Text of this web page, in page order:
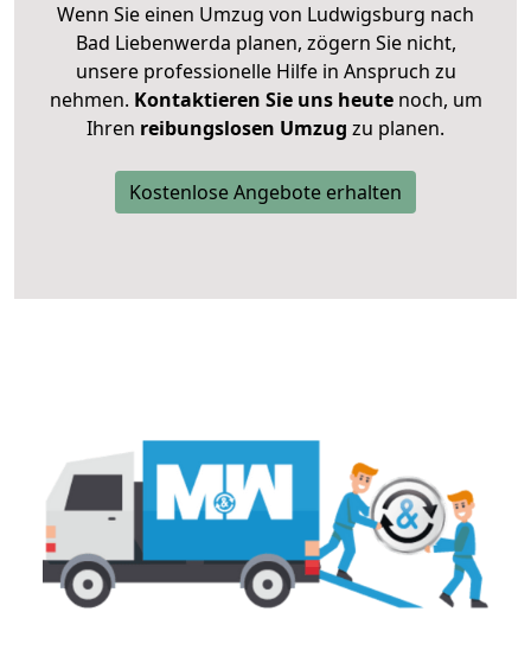
Wenn Sie einen Umzug von Ludwigsburg nach
Bad Liebenwerda planen, zögern Sie nicht,
unsere professionelle Hilfe in Anspruch zu
nehmen. Kontaktieren Sie uns heutenoch, um
Ihren reibungslosen Umzug zu planen.
Kostenlose Angebote erhalten